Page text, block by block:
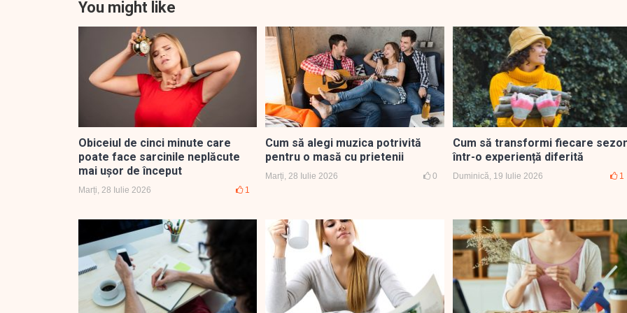
You might like
Obiceiul de cinci minute care
poate face sarcinile neplăcute
mai ușor de început
Marți, 28 Iulie 2026 1
Cum să alegi muzica potrivită
pentru o masă cu prietenii
Marți, 28 Iulie 2026 0
Cum să transformi fiecare
într-o experiență diferită
Duminică, 19 Iulie 2026 1